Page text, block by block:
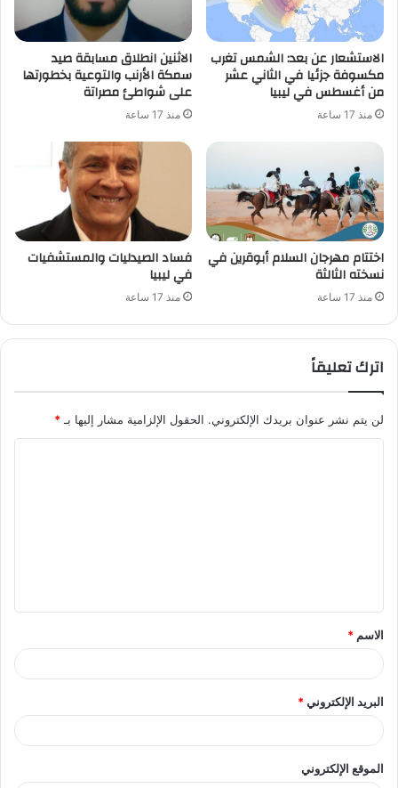
الاستشعار عن بعد: الشمس تغرب
مكسوفة جزئيا في الثاني عشر
من أغسطس في ليبيا
منذ 17 ساعة
الاثنين انطلاق مسابقة صيد
سمكة الأرنب والتوعية بخطورتها
على شواطئ مصراتة
منذ 17 ساعة
اختتام مهرجان السلام أبوقرين في
نسخته الثالثة
منذ 17 ساعة
فساد الصيدليات والمستشفيات
في ليبيا
منذ 17 ساعة
اترك تعليقاً
لن يتم نشر عنوان بريدك الإلكتروني. الحقول الإلزامية مشار إليها بـ*
ق
*
الاسم *
البريد الإلكتروني*
الموقع الإلكتروني